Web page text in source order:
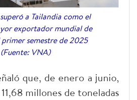
a Tailandia como el
exportador mundial de
semestre de 2025
(Fuente: VNA)
que, de enero a junio,
millones de toneladas